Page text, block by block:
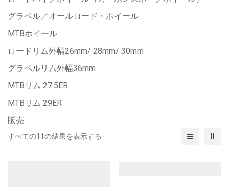
グラベル／オールロード・ホイール
MTBホイール
ロードリム外幅26mm/ 28mm/ 30mm
グラベルリム外幅36mm
MTBリム 27.5ER
MTBリム 29ER
販売
すべての11の結果を表示する